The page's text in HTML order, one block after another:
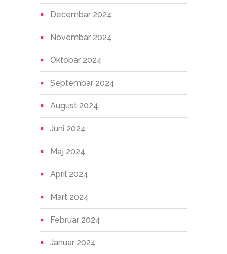
Decembar 2024
Novembar 2024
Oktobar 2024
Septembar 2024
August 2024
Juni 2024
Maj 2024
April 2024
Mart 2024
Februar 2024
Januar 2024